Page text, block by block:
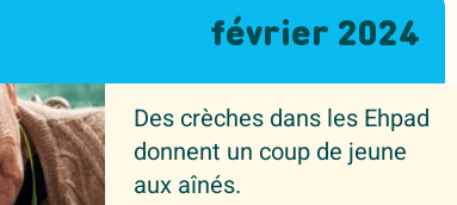
février 2024
Des crèches dans les Ehpad
donnent un coup de jeune
aux aînés.